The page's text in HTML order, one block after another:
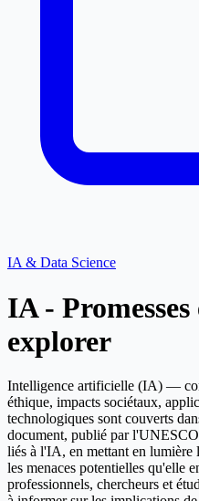
IA & Data Science
IA - Promesses
explorer
Intelligence artificielle (IA) —
éthique, impacts sociétaux,
technologiques sont couverts
document, publié par
liés à l'IA, en mettant en lumière
les menaces potentielles qu'elle
professionnels, chercheurs et